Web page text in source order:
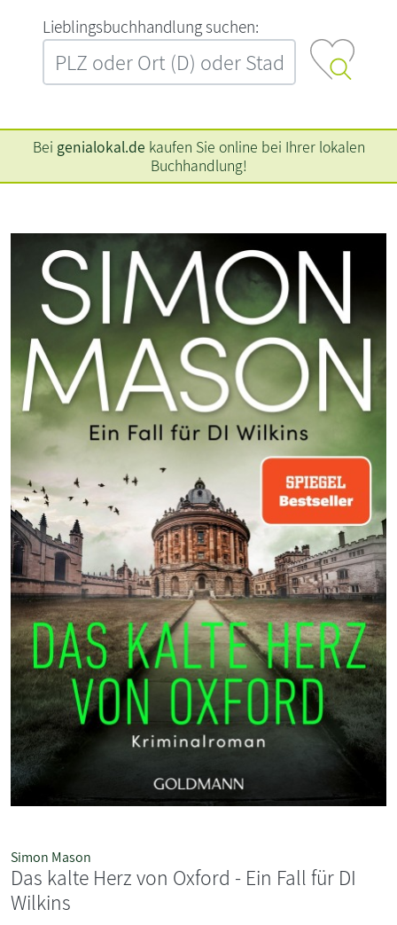
L‍i‍e‍b‍l‍i‍n‍g‍s‍b‍u‍c‍h‍h‍a‍n‍d‍l‍u‍n‍g‍ ‍s‍u‍c‍h‍e‍n‍:‍
Bei genialokal.de kaufen Sie online bei Ihrer lokalen
Buchhandlung!
Simon Mason
Das kalte Herz von Oxford - Ein Fall für DI
Wilkins